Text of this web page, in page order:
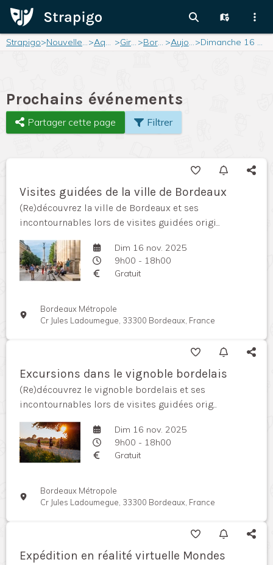
Strapigo> Nouvelle-Aquitaine> Aquitaine > Gironde > Bordeaux > Aujourd'hui> Dimanche 16 novembre 2025
Prochains événements
Partager cette page Filtrer
Visites guidées de la ville de Bordeaux
(Re)découvrez la ville de Bordeaux et ses
incontournables lors de visites guidées origi...
Dim 16 nov. 2025
9h00 - 18h00
Gratuit
Bordeaux Métropole
Cr Jules Ladoumegue, 33300 Bordeaux, France
Excursions dans le vignoble bordelais
(Re)découvrez le vignoble bordelais et ses
incontournables lors de visites guidées orig...
Dim 16 nov. 2025
9h00 - 18h00
Gratuit
Bordeaux Métropole
Cr Jules Ladoumegue, 33300 Bordeaux, France
Expédition en réalité virtuelle Mondes